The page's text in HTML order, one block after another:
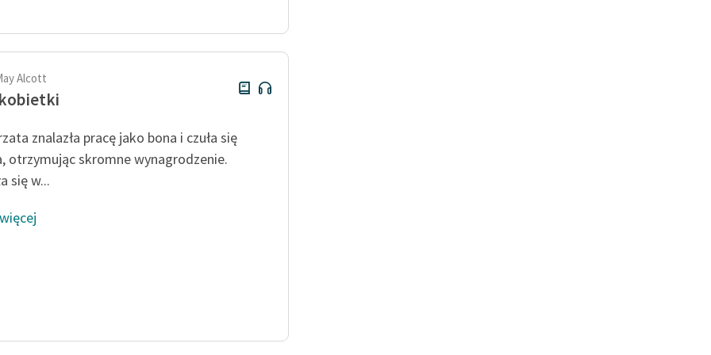
Alcott
znalazła pracę jako bona i czuła się
otrzymując skromne wynagrodzenie.
się w...